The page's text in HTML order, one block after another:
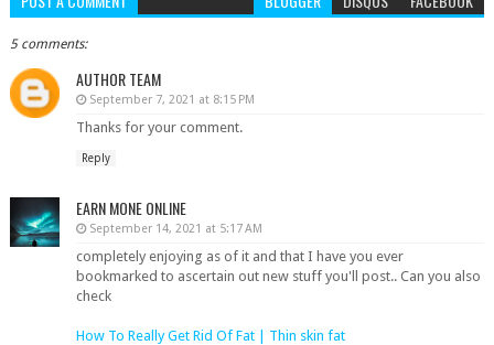
5 comments:
AUTHOR TEAM
September 7, 2021 at 8:15 PM
Thanks for your comment.
Reply
EARN MONE ONLINE
September 14, 2021 at 5:17 AM
completely enjoying as of it and that I have you ever
bookmarked to ascertain out new stuff you'll post.. Can you also
check
How To Really Get Rid Of Fat | Thin skin fat